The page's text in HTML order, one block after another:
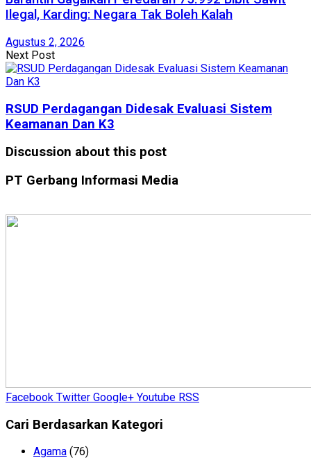
Ilegal, Karding: Negara Tak Boleh Kalah
Agustus 2, 2026
Next Post
RSUD Perdagangan Didesak Evaluasi Sistem
Keamanan Dan K3
Discussion about this post
PT Gerbang Informasi Media
Facebook Twitter Google+ Youtube RSS
Cari Berdasarkan Kategori
Agama (76)